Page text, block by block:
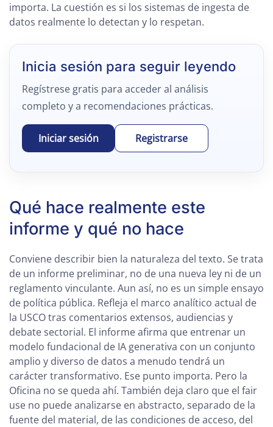
importa. La cuestión es si los sistemas de ingesta de
datos realmente lo detectan y lo respetan.
Inicia sesión para seguir leyendo
Regístrese gratis para acceder al análisis
completo y a recomendaciones prácticas.
Iniciar sesión Registrarse
Qué hace realmente este
informe y qué no hace
Conviene describir bien la naturaleza del texto. Se trata
de un informe preliminar, no de una nueva ley ni de un
reglamento vinculante. Aun así, no es un simple ensayo
de política pública. Refleja el marco analítico actual de
la USCO tras comentarios extensos, audiencias y
debate sectorial. El informe afirma que entrenar un
modelo fundacional de IA generativa con un conjunto
amplio y diverso de datos a menudo tendrá un
carácter transformativo. Ese punto importa. Pero la
Oficina no se queda ahí. También deja claro que el fair
use no puede analizarse en abstracto, separado de la
fuente del material, de las condiciones de acceso, del